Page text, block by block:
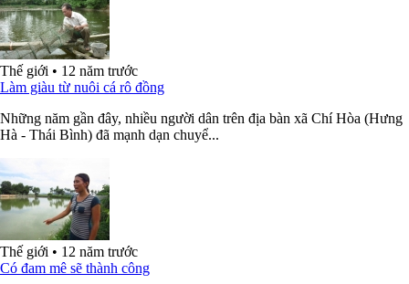
Thế giới • 12 năm trước
Làm giàu từ nuôi cá rô đồng
Những năm gần đây, nhiều người dân trên địa bàn xã Chí Hòa (Hưng
Hà - Thái Bình) đã mạnh dạn chuyể...
Thế giới • 12 năm trước
Có đam mê sẽ thành công